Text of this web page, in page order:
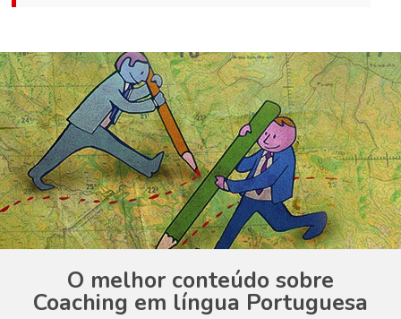
O melhor conteúdo sobre
Coaching em língua Portuguesa